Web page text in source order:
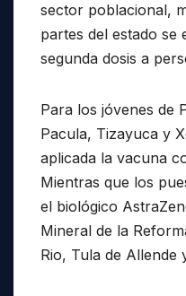
sector poblacional,
partes del estado se
segunda dosis a
Para los jóvenes de
Pacula, Tizayuca y
aplicada la vacuna
Mientras que los
el biológico
Mineral de la
Rio, Tula de Allende